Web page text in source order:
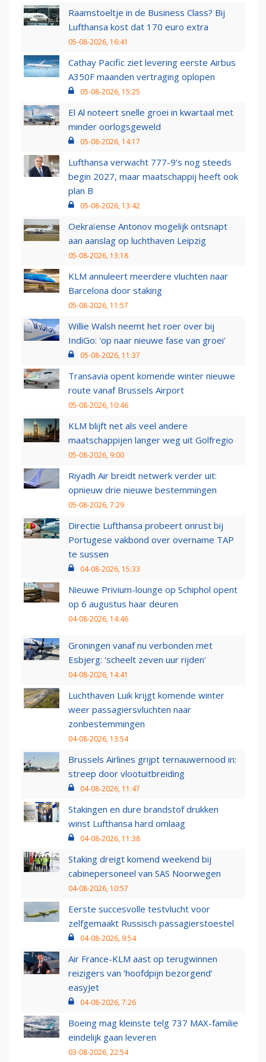
Raamstoeltje in de Business Class? Bij
Lufthansa kost dat 170 euro extra
05-08-2026, 16:41
Cathay Pacific ziet levering eerste Airbus
A350F maanden vertraging oplopen
05-08-2026, 15:25
El Al noteert snelle groei in kwartaal met
minder oorlogsgeweld
05-08-2026, 14:17
Lufthansa verwacht 777-9’s nog steeds
begin 2027, maar maatschappij heeft ook
plan B
05-08-2026, 13:42
Oekraïense Antonov mogelijk ontsnapt
aan aanslag op luchthaven Leipzig
05-08-2026, 13:18
KLM annuleert meerdere vluchten naar
Barcelona door staking
05-08-2026, 11:57
Willie Walsh neemt het roer over bij
IndiGo: 'op naar nieuwe fase van groei'
05-08-2026, 11:37
Transavia opent komende winter nieuwe
route vanaf Brussels Airport
05-08-2026, 10:46
KLM blijft net als veel andere
maatschappijen langer weg uit Golfregio
05-08-2026, 9:00
Riyadh Air breidt netwerk verder uit:
opnieuw drie nieuwe bestemmingen
05-08-2026, 7:29
Directie Lufthansa probeert onrust bij
Portugese vakbond over overname TAP
te sussen
04-08-2026, 15:33
Nieuwe Privium-lounge op Schiphol opent
op 6 augustus haar deuren
04-08-2026, 14:46
Groningen vanaf nu verbonden met
Esbjerg: 'scheelt zeven uur rijden'
04-08-2026, 14:41
Luchthaven Luik krijgt komende winter
weer passagiersvluchten naar
zonbestemmingen
04-08-2026, 13:54
Brussels Airlines grijpt ternauwernood in:
streep door vlootuitbreiding
04-08-2026, 11:47
Stakingen en dure brandstof drukken
winst Lufthansa hard omlaag
04-08-2026, 11:38
Staking dreigt komend weekend bij
cabinepersoneel van SAS Noorwegen
04-08-2026, 10:57
Eerste succesvolle testvlucht voor
zelfgemaakt Russisch passagierstoestel
04-08-2026, 9:54
Air France-KLM aast op terugwinnen
reizigers van ‘hoofdpijn bezorgend’
easyJet
04-08-2026, 7:26
Boeing mag kleinste telg 737 MAX-familie
eindelijk gaan leveren
03-08-2026, 22:54